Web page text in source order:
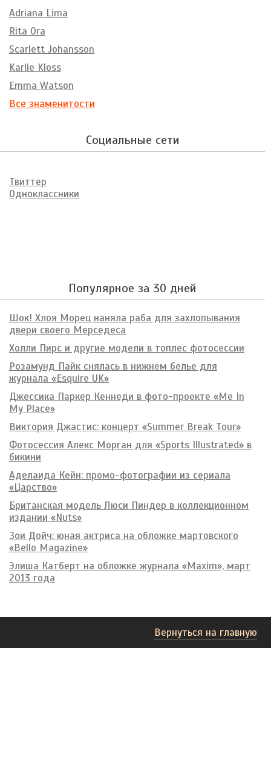
Adriana Lima
Rita Ora
Scarlett Johansson
Karlie Kloss
Emma Watson
Все знаменитости
Социальные сети
Твиттер
Одноклассники
Популярное за 30 дней
Шок! Хлоя Морец наняла раба для захлопывания
двери своего Мерседеса
Холли Пирс и другие модели в топлес фотосессии
Розамунд Пайк снялась в нижнем белье для
журнала «Esquire UK»
Джессика Паркер Кеннеди в фото-проекте «Me In
My Place»
Виктория Джастис: концерт «Summer Break Tour»
Фотосессия Алекс Морган для «Sports Illustrated» в
бикини
Аделаида Кейн: промо-фотографии из сериала
«Царство»
Британская модель Люси Пиндер в коллекционном
издании «Nuts»
Зои Дойч: юная актриса на обложке мартовского
«Bello Magazine»
Элиша Катберт на обложке журнала «Maxim», март
2013 года
Вернуться на главную